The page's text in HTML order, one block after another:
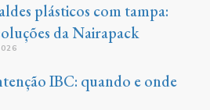
plásticos com tampa:
da Nairapack
IBC: quando e onde